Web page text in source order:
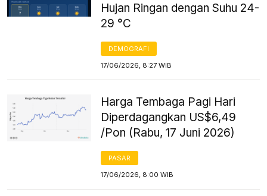
Hujan Ringan dengan Suhu 24-
29 °C
DEMOGRAFI
17/06/2026, 8:27 WIB
Harga Tembaga Pagi Hari
Diperdagangkan US$6,49
/Pon (Rabu, 17 Juni 2026)
PASAR
17/06/2026, 8:00 WIB